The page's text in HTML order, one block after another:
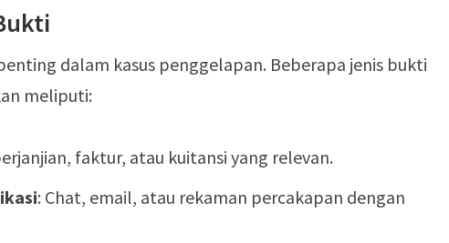
dalam kasus penggelapan. Beberapa jenis bukti
meliputi:
faktur, atau kuitansi yang relevan.
: Chat, email, atau rekaman percakapan dengan